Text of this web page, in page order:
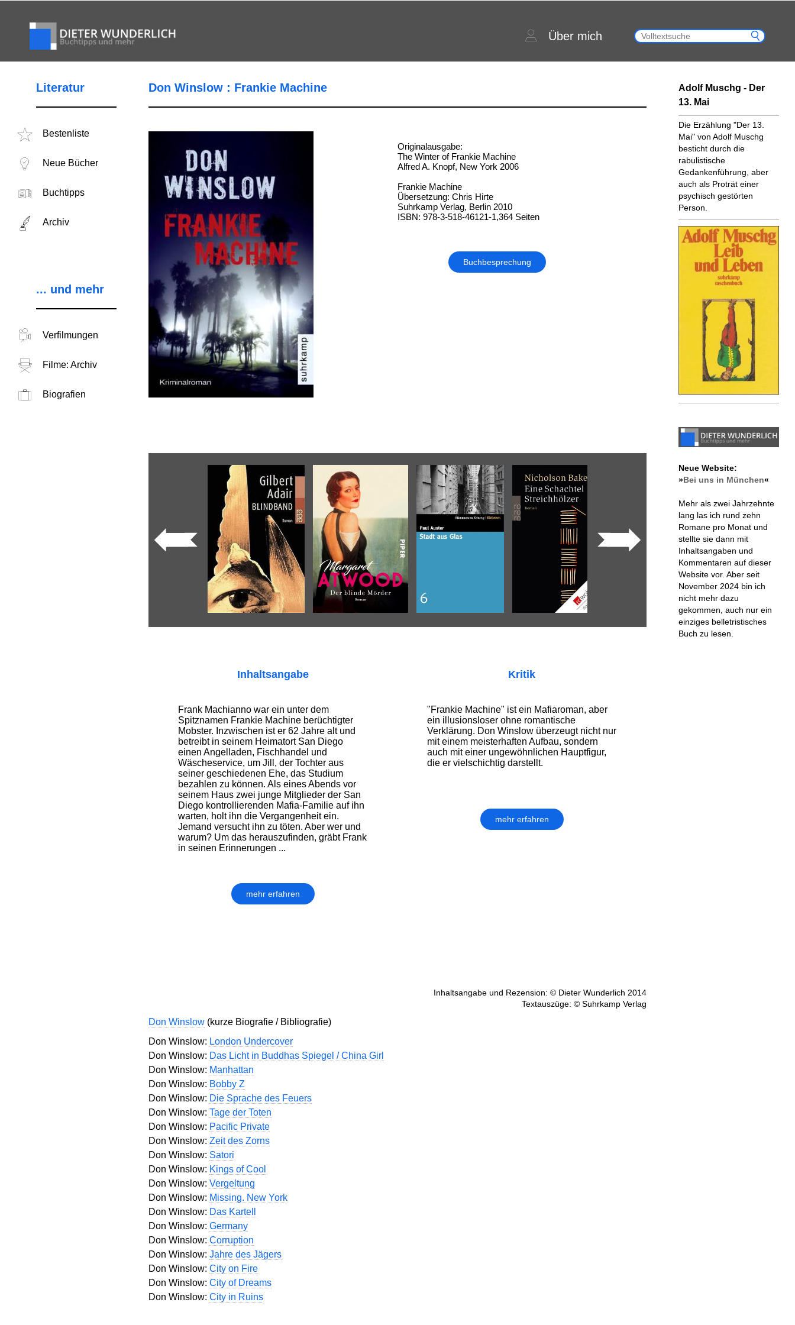
Über mich
Literatur
Bestenliste
Neue Bücher
Buchtipps
Archiv
... und mehr
Verfilmungen
Filme: Archiv
Biografien
Don Winslow : Frankie Machine
Originalausgabe:
The Winter of Frankie Machine
Alfred A. Knopf, New York 2006
Frankie Machine
Übersetzung: Chris Hirte
Suhrkamp Verlag, Berlin 2010
ISBN: 978-3-518-46121-1,364 Seiten
Buchbesprechung
Inhaltsangabe
Frank Machianno war ein unter dem
Spitznamen Frankie Machine berüchtigter
Mobster. Inzwischen ist er 62 Jahre alt und
betreibt in seinem Heimatort San Diego
einen Angelladen, Fischhandel und
Wäscheservice, um Jill, der Tochter aus
seiner geschiedenen Ehe, das Studium
bezahlen zu können. Als eines Abends vor
seinem Haus zwei junge Mitglieder der San
Diego kontrollierenden Mafia-Familie auf ihn
warten, holt ihn die Vergangenheit ein.
Jemand versucht ihn zu töten. Aber wer und
warum? Um das herauszufinden, gräbt Frank
in seinen Erinnerungen ...
mehr erfahren
Kritik
"Frankie Machine" ist ein Mafiaroman, aber
ein illusionsloser ohne romantische
Verklärung. Don Winslow überzeugt nicht nur
mit einem meisterhaften Aufbau, sondern
auch mit einer ungewöhn­lichen Hauptfigur,
die er vielschichtig darstellt.
mehr erfahren
Inhaltsangabe und Rezension: © Dieter Wunderlich 2014
Textauszüge: © Suhrkamp Verlag
Don Winslow(kurze Biografie / Bibliografie)
Don Winslow: London Undercover
Don Winslow: Das Licht in Buddhas Spiegel / China Girl
Don Winslow: Manhattan
Don Winslow: Bobby Z
Don Winslow: Die Sprache des Feuers
Don Winslow: Tage der Toten
Don Winslow: Pacific Private
Don Winslow: Zeit des Zorns
Don Winslow: Satori
Don Winslow: Kings of Cool
Don Winslow: Vergeltung
Don Winslow: Missing. New York
Don Winslow: Das Kartell
Don Winslow: Germany
Don Winslow: Corruption
Don Winslow: Jahre des Jägers
Don Winslow: City on Fire
Don Winslow: City of Dreams
Don Winslow: City in Ruins
Adolf Muschg - Der
13. Mai
Die Erzählung "Der 13.
Mai" von Adolf Muschg
besticht durch die
rabulistische
Gedankenführung, aber
auch als Proträt einer
psychisch gestörten
Person.
Neue Website:
»Bei uns in München«
Mehr als zwei Jahrzehnte
lang las ich rund zehn
Romane pro Monat und
stellte sie dann mit
Inhaltsangaben und
Kommentaren auf dieser
Website vor. Aber seit
November 2024 bin ich
nicht mehr dazu
gekommen, auch nur ein
einziges belletristisches
Buch zu lesen.